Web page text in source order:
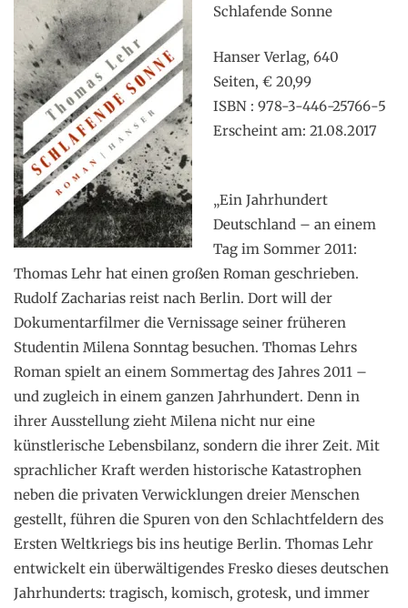
Schlafende Sonne
Hanser Verlag, 640
Seiten, € 20,99
ISBN : 978-3-446-25766-5
Erscheint am: 21.08.2017
„Ein Jahrhundert
Deutschland – an einem
Tag im Sommer 2011:
Thomas Lehr hat einen großen Roman geschrieben.
Rudolf Zacharias reist nach Berlin. Dort will der
Dokumentarfilmer die Vernissage seiner früheren
Studentin Milena Sonntag besuchen. Thomas Lehrs
Roman spielt an einem Sommertag des Jahres 2011 –
und zugleich in einem ganzen Jahrhundert. Denn in
ihrer Ausstellung zieht Milena nicht nur eine
künstlerische Lebensbilanz, sondern die ihrer Zeit. Mit
sprachlicher Kraft werden historische Katastrophen
neben die privaten Verwicklungen dreier Menschen
gestellt, führen die Spuren von den Schlachtfeldern des
Ersten Weltkriegs bis ins heutige Berlin. Thomas Lehr
entwickelt ein überwältigendes Fresko dieses deutschen
Jahrhunderts: tragisch, komisch, grotesk, und immer